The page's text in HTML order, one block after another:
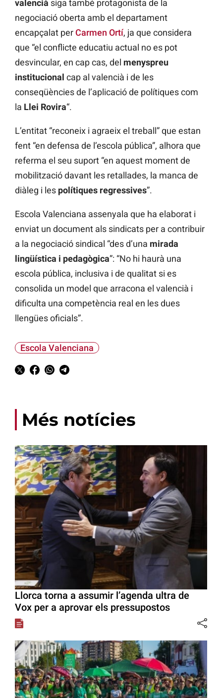
valencià siga també protagonista de la
negociació oberta amb el departament
encapçalat perCarmen Ortí, ja que considera
que “el conflicte educatiu actual no es pot
desvincular, en cap cas, del menyspreu
institucional cap al valencià i de les
conseqüències de l’aplicació de polítiques com
la Llei Rovira“.
L’entitat “reconeix i agraeix el treball” que estan
fent “en defensa de l’escola pública”, alhora que
referma el seu suport “en aquest moment de
mobilització davant les retallades, la manca de
diàleg i les polítiques regressives”.
Escola Valenciana assenyala que ha elaborat i
enviat un document als sindicats per a contribuir
a la negociació sindical “des d’una mirada
lingüística i pedagògica”: “No hi haurà una
escola pública, inclusiva i de qualitat si es
consolida un model que arracona el valencià i
dificulta una competència real en les dues
llengües oficials”.
Escola Valenciana
Més notícies
Llorca torna a assumir l’agenda ultra de
Vox per a aprovar els pressupostos